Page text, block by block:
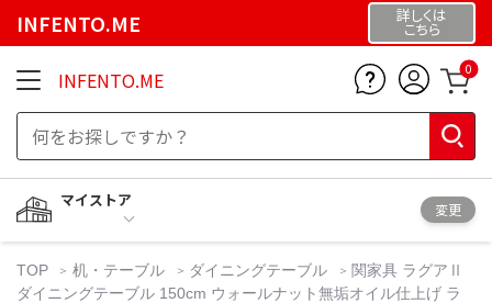
INFENTO.ME 詳しくは
こちら
INFENTO.ME 0
マイストア
変更
TOP 机・テーブル ダイニングテーブル
関家具 ラグアⅡ
ダイニングテーブル 150cm ウォールナット無垢オイル仕上げ ラ